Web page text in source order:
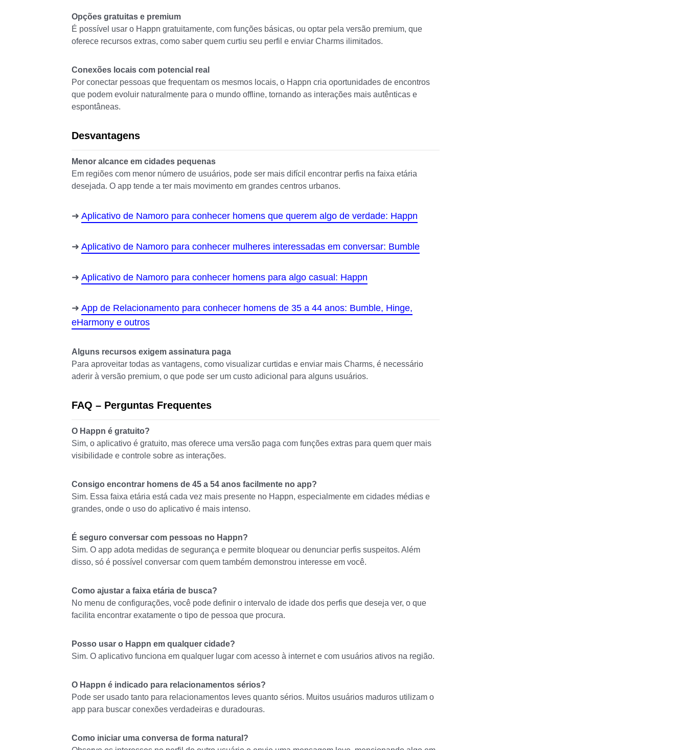
Opções gratuitas e premium
É possível usar o Happn gratuitamente, com funções básicas, ou optar pela versão premium, que
oferece recursos extras, como saber quem curtiu seu perfil e enviar Charms ilimitados.
Conexões locais com potencial real
Por conectar pessoas que frequentam os mesmos locais, o Happn cria oportunidades de encontros
que podem evoluir naturalmente para o mundo offline, tornando as interações mais autênticas e
espontâneas.
Desvantagens
Menor alcance em cidades pequenas
Em regiões com menor número de usuários, pode ser mais difícil encontrar perfis na faixa etária
desejada. O app tende a ter mais movimento em grandes centros urbanos.
Aplicativo de Namoro para conhecer homens que querem algo de verdade: Happn
Aplicativo de Namoro para conhecer mulheres interessadas em conversar: Bumble
Aplicativo de Namoro para conhecer homens para algo casual: Happn
App de Relacionamento para conhecer homens de 35 a 44 anos: Bumble, Hinge,
eHarmony e outros
Alguns recursos exigem assinatura paga
Para aproveitar todas as vantagens, como visualizar curtidas e enviar mais Charms, é necessário
aderir à versão premium, o que pode ser um custo adicional para alguns usuários.
FAQ – Perguntas Frequentes
O Happn é gratuito?
Sim, o aplicativo é gratuito, mas oferece uma versão paga com funções extras para quem quer mais
visibilidade e controle sobre as interações.
Consigo encontrar homens de 45 a 54 anos facilmente no app?
Sim. Essa faixa etária está cada vez mais presente no Happn, especialmente em cidades médias e
grandes, onde o uso do aplicativo é mais intenso.
É seguro conversar com pessoas no Happn?
Sim. O app adota medidas de segurança e permite bloquear ou denunciar perfis suspeitos. Além
disso, só é possível conversar com quem também demonstrou interesse em você.
Como ajustar a faixa etária de busca?
No menu de configurações, você pode definir o intervalo de idade dos perfis que deseja ver, o que
facilita encontrar exatamente o tipo de pessoa que procura.
Posso usar o Happn em qualquer cidade?
Sim. O aplicativo funciona em qualquer lugar com acesso à internet e com usuários ativos na região.
O Happn é indicado para relacionamentos sérios?
Pode ser usado tanto para relacionamentos leves quanto sérios. Muitos usuários maduros utilizam o
app para buscar conexões verdadeiras e duradouras.
Como iniciar uma conversa de forma natural?